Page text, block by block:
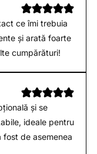
ce îmi trebuia
și arată foarte
cumpărături!
și se
ideale pentru
de asemenea